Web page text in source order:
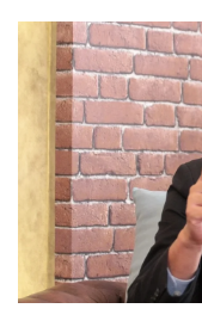
ยอมจำนน?